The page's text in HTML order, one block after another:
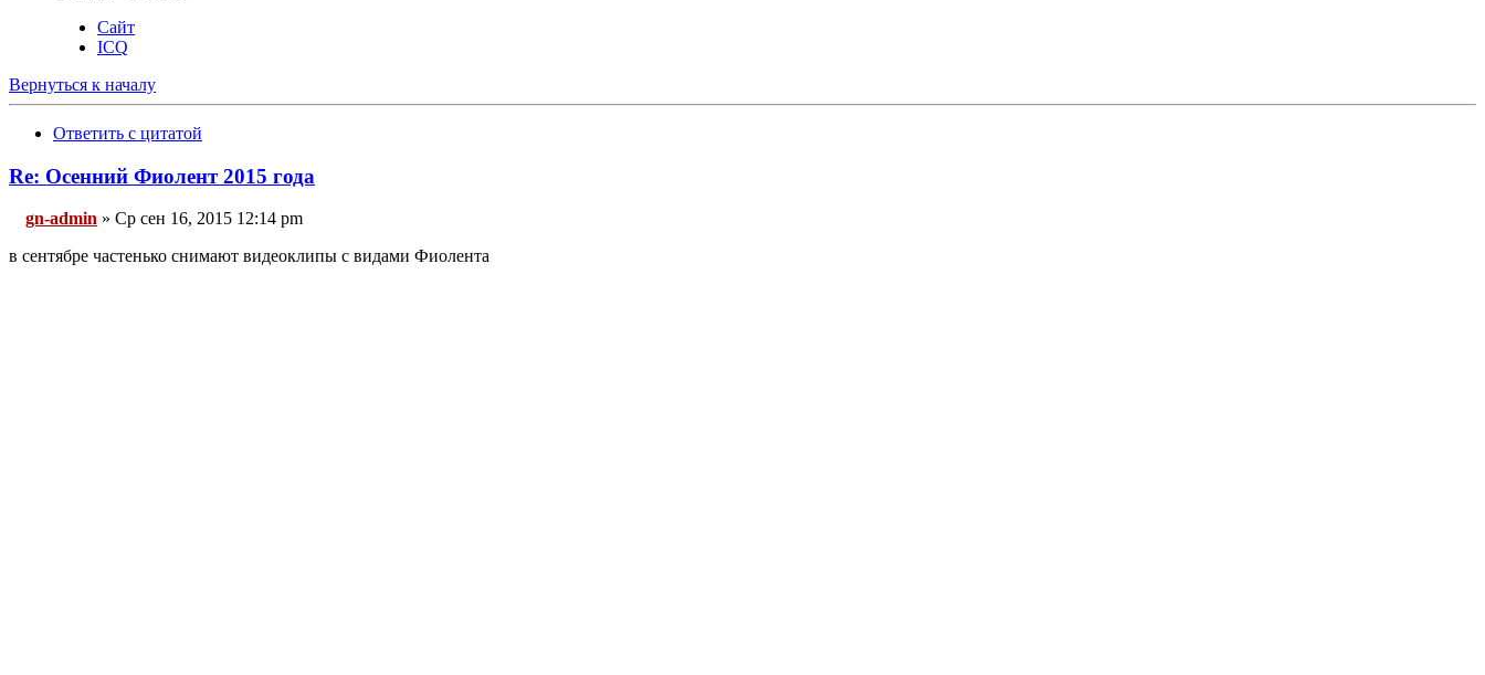
Сайт
ICQ
Вернуться к началу
Ответить с цитатой
Re: Осенний Фиолент 2015 года
gn-admin » Ср сен 16, 2015 12:14 pm
в сентябре частенько снимают видеоклипы с видами Фиолента